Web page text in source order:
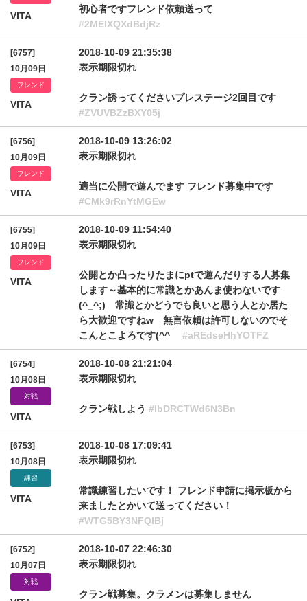
VITA
初心者ですフレンド依頼送って
#2MElXQXdBdjRz
[6757]
10月09日
フレンド
VITA
2018-10-09 21:35:38
表示期限切れ
クラン誘ってくださいプレステージ2回目です
#ZVUVBZzBXY05j
[6756]
10月09日
フレンド
VITA
2018-10-09 13:26:02
表示期限切れ
適当に公開で遊んでます フレンド募集中です
#CMk9rRnYtMGEw
[6755]
10月09日
フレンド
VITA
2018-10-09 11:54:40
表示期限切れ
公開とか凸ったりたまにptで遊んだりする人募集
します～基本的に常識とかあんま使わないです
(^_^;) 常識とかどうでも良いと思う人とか居た
ら大歓迎ですねw 無言依頼は許可しないのでそ
こんとこよろです(^^ゞ #aREdseHhYOTFZ
[6754]
10月08日
対戦
VITA
2018-10-08 21:21:04
表示期限切れ
クラン戦しよう #IbDRCTWd6N3Bn
[6753]
10月08日
練習
VITA
2018-10-08 17:09:41
表示期限切れ
常識練習したいです！ フレンド申請に掲示板から
来ましたとかいて送ってください！
#WTG5BY3NFQlBj
[6752]
10月07日
対戦
2018-10-07 22:46:30
表示期限切れ
クラン戦募集。クラメンは募集しません